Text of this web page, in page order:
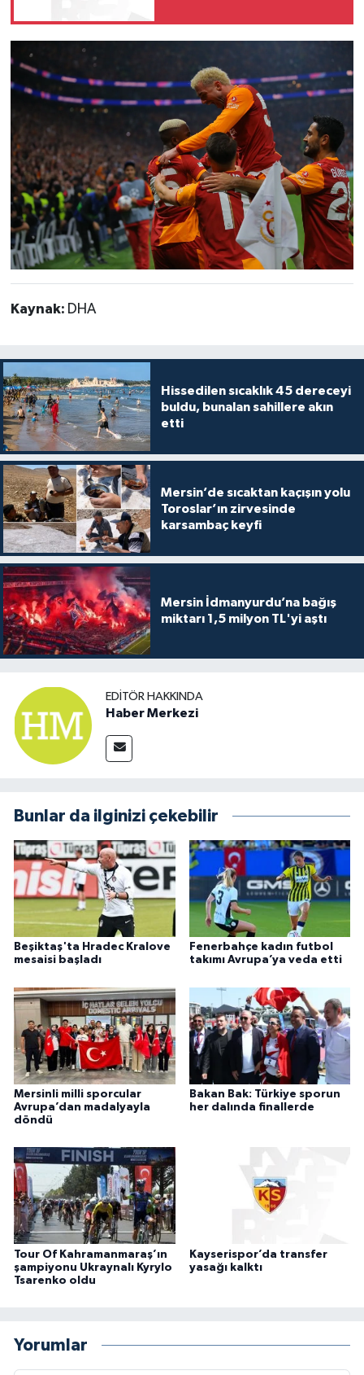
Kaynak: DHA
Hissedilen sıcaklık 45 dereceyi
buldu, bunalan sahillere akın
etti
Mersin’de sıcaktan kaçışın yolu
Toroslar’ın zirvesinde
karsambaç keyfi
Mersin İdmanyurdu’na bağış
miktarı 1,5 milyon TL'yi aştı
EDITÖR HAKKINDA
Haber Merkezi
Bunlar da ilginizi çekebilir
Beşiktaş'ta Hradec Kralove
mesaisi başladı
Fenerbahçe kadın futbol
takımı Avrupa’ya veda etti
Mersinli milli sporcular
Avrupa’dan madalyayla
döndü
Bakan Bak: Türkiye sporun
her dalında finallerde
Tour Of Kahramanmaraş’ın
şampiyonu Ukraynalı Kyrylo
Tsarenko oldu
Kayserispor’da transfer
yasağı kalktı
Yorumlar